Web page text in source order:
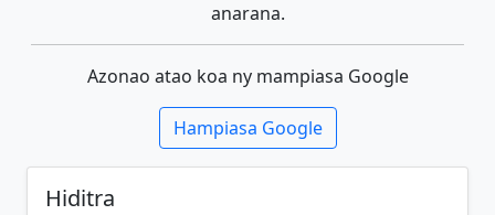
anarana.
Azonao atao koa ny mampiasa Google
Hampiasa Google
Hiditra